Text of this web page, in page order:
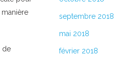
de
septembre 2018
mai 2018
février 2018